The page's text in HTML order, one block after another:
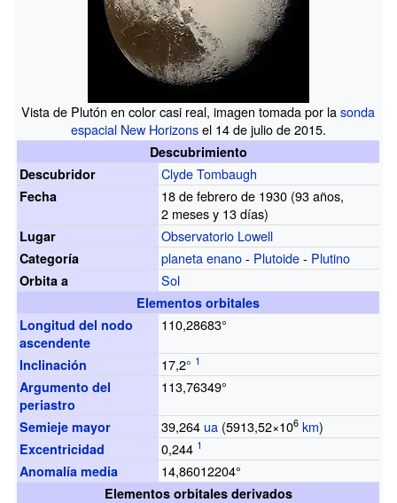
Vista de Plutón en color casi real, imagen tomada por lasonda
espacial New Horizonsel 14 de julio de 2015.
Descubrimiento
Descubridor
Clyde Tombaugh
Fecha 18 de febrero de 1930 (93años,
2 meses y 13días)
Lugar Observatorio Lowell
Categoría planeta enano- Plutoide- Plutino
Orbita a Sol
Elementos orbitales
Longitud del nodo
ascendente
110,28683°
Inclinación 17,2°
Argumento del
periastro
113,76349°
Semieje mayor 39,264 ua (5913,52×106 km)
Excentricidad 0,244
Anomalía media 14,86012204°
Elementos orbitales derivados